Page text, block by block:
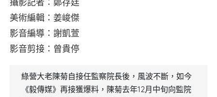
攝影記者：鄭存廷
美術編輯：姜峻傑
影音編導：謝凱萱
影音剪接：曾貴停
綠營大老陳菊自接任監察院長後，風波不斷，如今
《毅傳媒》再接獲爆料，陳菊去年12月中旬向監院